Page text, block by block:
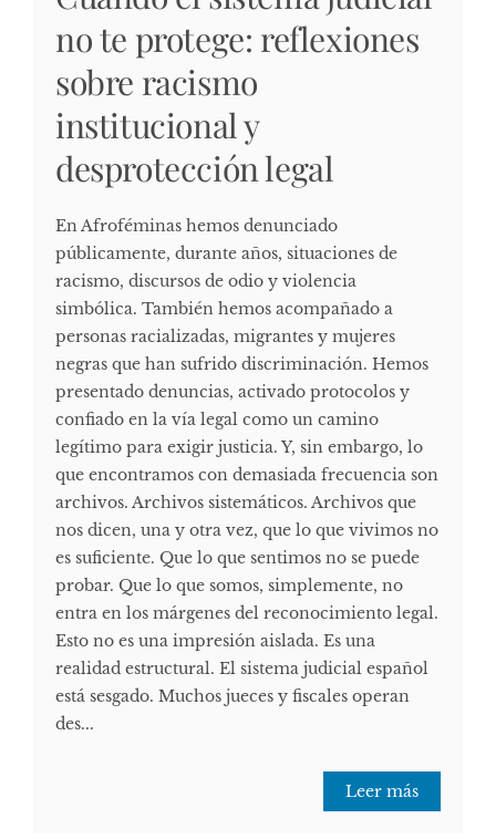
no te protege: reflexiones
sobre racismo
institucional y
desprotección legal
En Afroféminas hemos denunciado
públicamente, durante años, situaciones de
racismo, discursos de odio y violencia
simbólica. También hemos acompañado a
personas racializadas, migrantes y mujeres
negras que han sufrido discriminación. Hemos
presentado denuncias, activado protocolos y
confiado en la vía legal como un camino
legítimo para exigir justicia. Y, sin embargo, lo
que encontramos con demasiada frecuencia son
archivos. Archivos sistemáticos. Archivos que
nos dicen, una y otra vez, que lo que vivimos no
es suficiente. Que lo que sentimos no se puede
probar. Que lo que somos, simplemente, no
entra en los márgenes del reconocimiento legal.
Esto no es una impresión aislada. Es una
realidad estructural. El sistema judicial español
está sesgado. Muchos jueces y fiscales operan
des...
Leer más